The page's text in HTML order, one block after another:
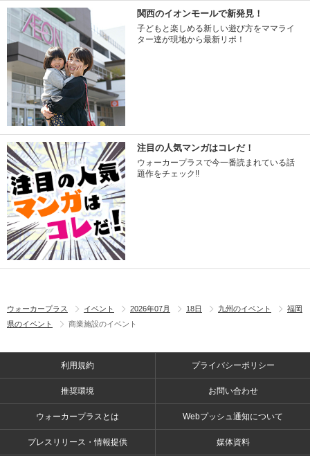
関西のイオンモールで新発見！
子どもと楽しめる新しい遊び方をママライ
ター達が現地から最新リポ！
注目の人気マンガはコレだ！
ウォーカープラスで今一番読まれている話
題作をチェック!!
ウォーカープラス イベント 2026年07月 18日 九州のイベント
福岡
県のイベント
商業施設のイベント
利用規約 プライバシーポリシー
推奨環境 お問い合わせ
ウォーカープラスとは Webプッシュ通知について
プレスリリース・情報提供 媒体資料